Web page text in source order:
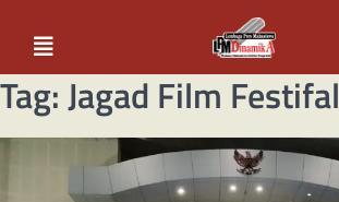
Tag:Jagad Film Festifal